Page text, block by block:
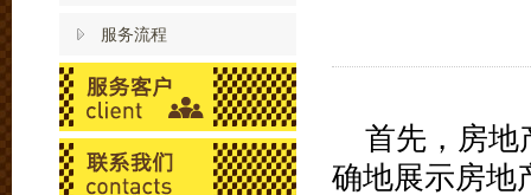
服务流程
首先，房地
确地展示房地